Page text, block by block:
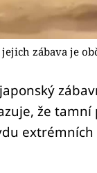
zábava je
že